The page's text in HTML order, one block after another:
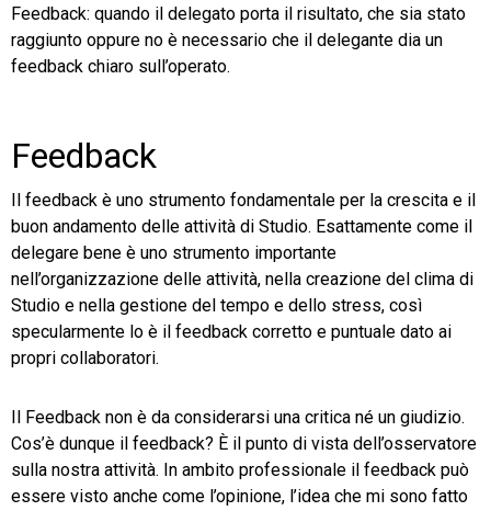
Feedback: quando il delegato porta il risultato, che sia stato
raggiunto oppure no è necessario che il delegante dia un
feedback chiaro sull’operato.
Feedback
Il feedback è uno strumento fondamentale per la crescita e il
buon andamento delle attività di Studio. Esattamente come il
delegare bene è uno strumento importante
nell’organizzazione delle attività, nella creazione del clima di
Studio e nella gestione del tempo e dello stress, così
specularmente lo è il feedback corretto e puntuale dato ai
propri collaboratori.
Il Feedback non è da considerarsi una critica né un giudizio.
Cos’è dunque il feedback? È il punto di vista dell’osservatore
sulla nostra attività. In ambito professionale il feedback può
essere visto anche come l’opinione, l’idea che mi sono fatto